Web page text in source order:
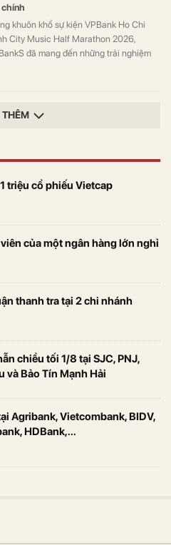
chính
khuôn khổ sự kiện VPBank Ho Chi
City Music Half Marathon 2026,
đã mang đến những trải nghiệm
triệu cổ phiếu Vietcap
của một ngân hàng lớn nghỉ
thanh tra tại 2 chi nhánh
chiều tối 1/8 tại SJC, PNJ,
và Bảo Tín Mạnh Hải
Agribank, Vietcombank, BIDV,
HDBank,...